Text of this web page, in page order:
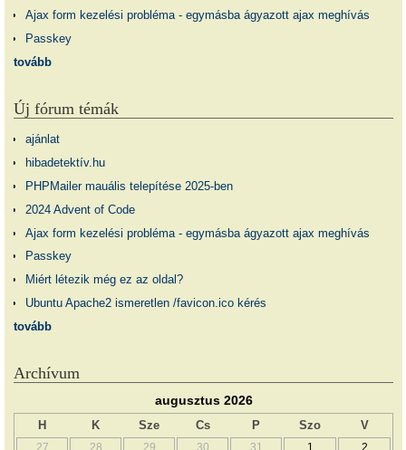
Ajax form kezelési probléma - egymásba ágyazott ajax meghívás
Passkey
tovább
Új fórum témák
ajánlat
hibadetektív.hu
PHPMailer mauális telepítése 2025-ben
2024 Advent of Code
Ajax form kezelési probléma - egymásba ágyazott ajax meghívás
Passkey
Miért létezik még ez az oldal?
Ubuntu Apache2 ismeretlen /favicon.ico kérés
tovább
Archívum
augusztus 2026
H K Sze Cs P Szo V
27 28 29 30 31 1 2